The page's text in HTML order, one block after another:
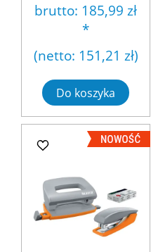
brutto: 185,99 zł
*
(netto: 151,21 zł)
Do koszyka